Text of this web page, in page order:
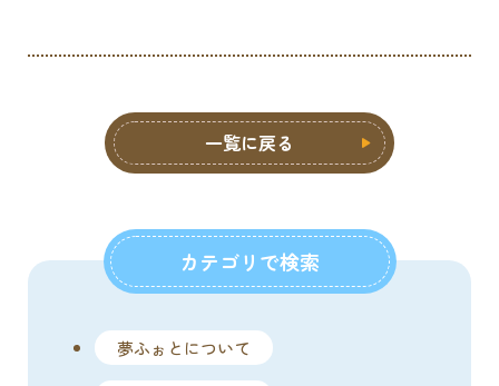
一覧に戻る
カテゴリで検索
夢ふぉとについて